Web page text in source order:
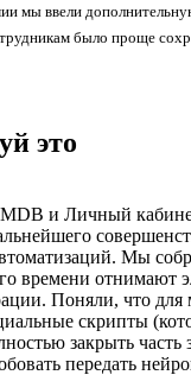
мы ввели
было проще
это
и Личный
Мы
времени отнимают
Поняли, что для
скрипты
закрыть часть
передать